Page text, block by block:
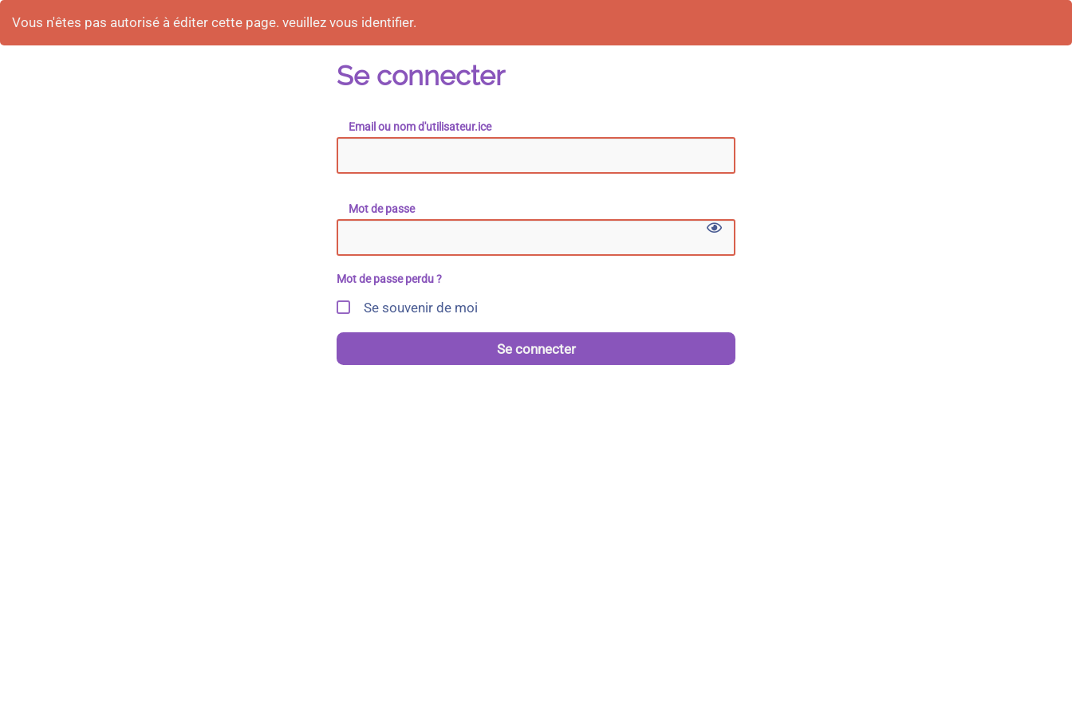
Vous n'êtes pas autorisé à éditer cette page. veuillez vous identifier.
Se connecter
Email ou nom d'utilisateur.ice
Mot de passe
Mot de passe perdu ?
Se souvenir de moi
Se connecter